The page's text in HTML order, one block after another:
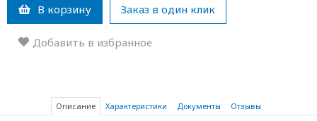
В корзину Заказ в один клик
Добавить в избранное
Описание Характеристики Документы Отзывы